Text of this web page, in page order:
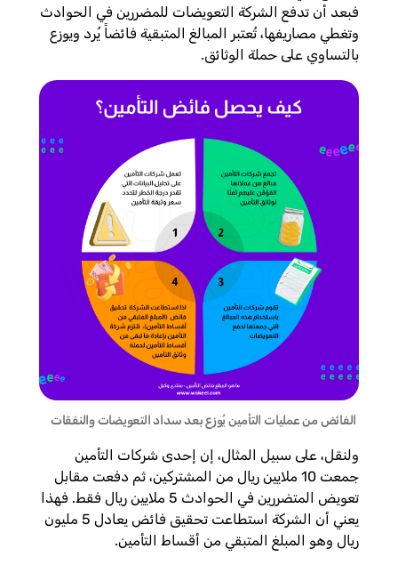
فبعد أن تدفع الشركة التعويضات للمضررين في الحوادث
وتغطي مصاريفها، تُعتبر المبالغ المتبقية فائضاً يُرد ويوزع
بالتساوي على حملة الوثائق.
الفائض من عمليات التأمين يُوزع بعد سداد التعويضات والنفقات
ولنقل، على سبيل المثال، إن إحدى شركات التأمين
جمعت 10 ملايين ريال من المشتركين، ثم دفعت مقابل
تعويض المتضررين في الحوادث 5 ملايين ريال فقط. فهذا
يعني أن الشركة استطاعت تحقيق فائض يعادل 5 مليون
ريال وهو المبلغ المتبقي من أقساط التأمين.